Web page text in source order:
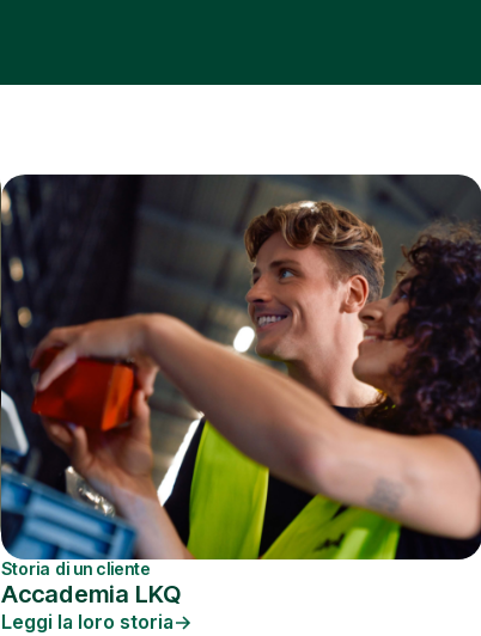
Storia di un cliente
Accademia LKQ
Leggi la loro storia